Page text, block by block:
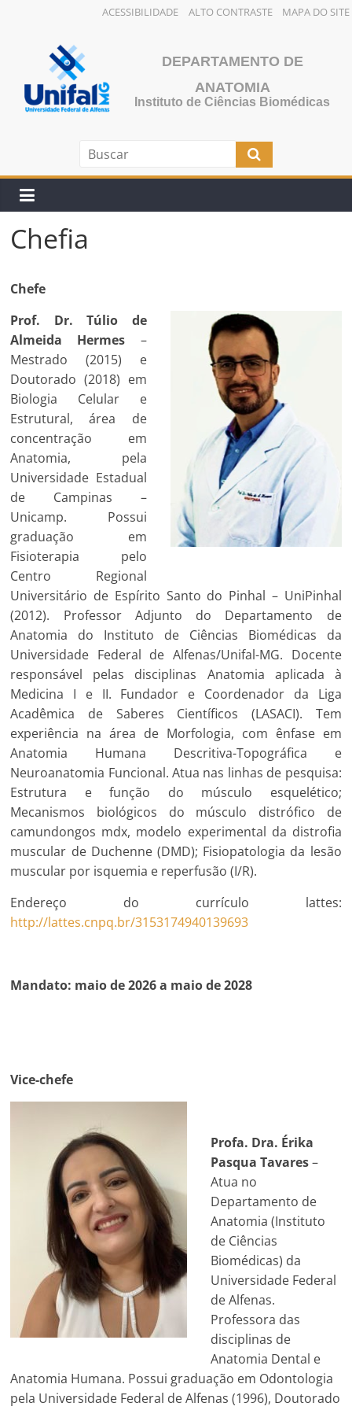
ACESSIBILIDADE ALTO CONTRASTE MAPA DO SITE
conteúdo
DEPARTAMENTO DE
ANATOMIA
Instituto de Ciências Biomédicas
Chefia
Chefe
Prof. Dr. Túlio de
Almeida Hermes –
Mestrado (2015) e
Doutorado (2018) em
Biologia Celular e
Estrutural, área de
concentração em
Anatomia, pela
Universidade Estadual
de Campinas –
Unicamp. Possui
graduação em
Fisioterapia pelo
Centro Regional
Universitário de Espírito Santo do Pinhal – UniPinhal
(2012). Professor Adjunto do Departamento de
Anatomia do Instituto de Ciências Biomédicas da
Universidade Federal de Alfenas/Unifal-MG. Docente
responsável pelas disciplinas Anatomia aplicada à
Medicina I e II. Fundador e Coordenador da Liga
Acadêmica de Saberes Científicos (LASACI). Tem
experiência na área de Morfologia, com ênfase em
Anatomia Humana Descritiva-Topográfica e
Neuroanatomia Funcional. Atua nas linhas de pesquisa:
Estrutura e função do músculo esquelético;
Mecanismos biológicos do músculo distrófico de
camundongos mdx, modelo experimental da distrofia
muscular de Duchenne (DMD); Fisiopatologia da lesão
muscular por isquemia e reperfusão (I/R).
Endereço do currículo lattes:
http://lattes.cnpq.br/3153174940139693
Mandato: maio de 2026 a maio de 2028
Vice-chefe
Profa. Dra. Érika
Pasqua Tavares –
Atua no
Departamento de
Anatomia (Instituto
de Ciências
Biomédicas) da
Universidade Federal
de Alfenas.
Professora das
disciplinas de
Anatomia Dental e
Anatomia Humana. Possui graduação em Odontologia
pela Universidade Federal de Alfenas (1996), Doutorado